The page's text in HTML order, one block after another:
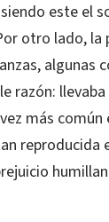
este el
otro lado, la
algunas
razón:
más
reproducida